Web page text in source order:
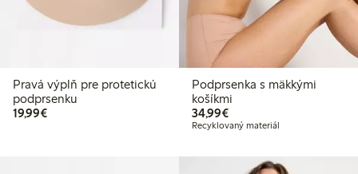
Pravá výplň pre protetickú
podprsenku
19,99€19,99 €
Podprsenka s mäkkými
košíkmi
34,99€34,99 €
Recyklovaný materiál